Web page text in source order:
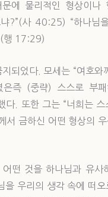
에 물리적인 형상이나
?”(사 40:25) “하나님
행 17:29)
되었다. 모세는 “여호와
즉 (중략) 스스로 부
. 또한 그는 “너희는 스
금하신 어떤 형상의
떤 것을 하나님과 유사
우리의 생각 속에 떠